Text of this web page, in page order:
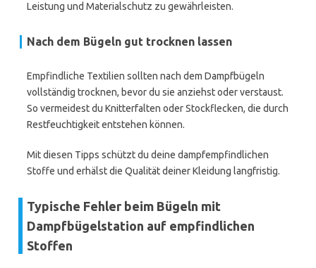
Leistung und Materialschutz zu gewährleisten.
Nach dem Bügeln gut trocknen lassen
Empfindliche Textilien sollten nach dem Dampfbügeln
vollständig trocknen, bevor du sie anziehst oder verstaust.
So vermeidest du Knitterfalten oder Stockflecken, die durch
Restfeuchtigkeit entstehen können.
Mit diesen Tipps schützt du deine dampfempfindlichen
Stoffe und erhälst die Qualität deiner Kleidung langfristig.
Typische Fehler beim Bügeln mit
Dampfbügelstation auf empfindlichen
Stoffen